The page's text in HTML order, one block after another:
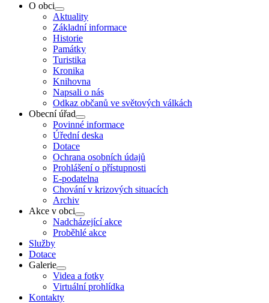
O obci
Show
sub
menu
Aktuality
Základní informace
Historie
Památky
Turistika
Kronika
Knihovna
Napsali o nás
Odkaz občanů ve světových válkách
Obecní úřad
Show
sub
menu
Povinné informace
Úřední deska
Dotace
Ochrana osobních údajů
Prohlášení o přístupnosti
E-podatelna
Chování v krizových situacích
Archiv
Akce v obci
Show
sub
menu
Nadcházející akce
Proběhlé akce
Služby
Dotace
Galerie
Show
sub
menu
Videa a fotky
Virtuální prohlídka
Kontakty